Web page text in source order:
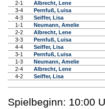
2-1
Albrecht, Lene
3-4
Pernfuß, Luisa
4-3
Seiffer, Lisa
1-1
Neumann, Amelie
2-2
Albrecht, Lene
3-3
Pernfuß, Luisa
4-4
Seiffer, Lisa
3-1
Pernfuß, Luisa
1-3
Neumann, Amelie
2-4
Albrecht, Lene
4-2
Seiffer, Lisa
Spielbeginn: 10:00